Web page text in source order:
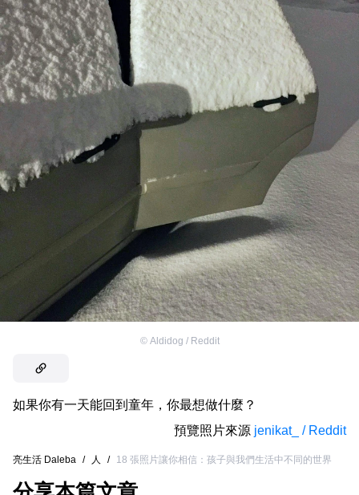
© Aldidog / Reddit
如果你有一天能回到童年，你最想做什麼？
預覽照片來源 jenikat_ / Reddit
亮生活 Daleba / 人 / 18 張照片讓你相信：孩子與我們生活中不同的世界